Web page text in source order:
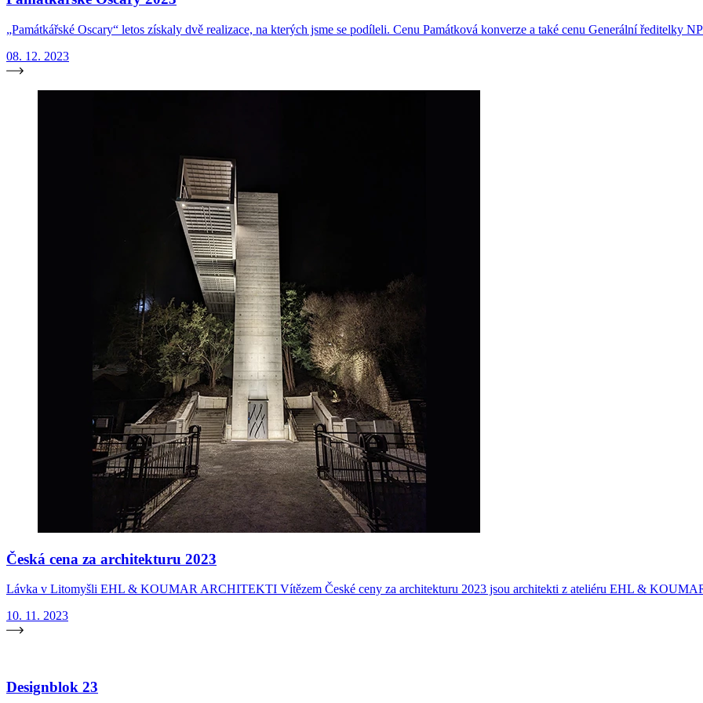
„Památkářské Oscary“ letos získaly dvě realizace, na kterých jsme se podíleli. Cenu Památková konverze a také cenu Generální ředitelky
08. 12. 2023
Česká cena za architekturu 2023
Lávka v Litomyšli EHL & KOUMAR ARCHITEKTI Vítězem České ceny za architekturu 2023 jsou architekti z ateliéru EHL &
10. 11. 2023
Designblok 23